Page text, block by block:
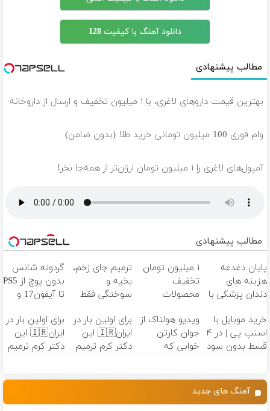
دانلود آهنگ با کیفیت 128
مطالب پیشنهادی
بهترین قیمت داروهای لاغری، با ۱ میلیون تخفیف و ارسال از داروخانه‌
وام فوری 100 میلیون تومانی خرید طلا (بدون ضامن)
آمپول‌های لاغری را ۱ میلیون تومان ارزان‌تر از همه‌جا بخر!
مطالب پیشنهادی
پایان دغدغه
هزینه های
دندان پزشکی با
کننده خانگی
۱ میلیون تومان
تخفیف
محصولات
نزدیک‌تر به
شروع کاهش
وزن
ترمیم جای زخم،
بخیه و
سوختگی فقط
گردونه شانس
بدون پوچ از PS5
تا آیفون17 و
خرید موبایل با
اسنپ پی | در ۴
قسط بدون سود
ویدیو هولناک از
جوان کارتن
خوابی که
برای اولین بار در
ایران🇮🇷 این
دکتر کرم ترمیم
برای اولین بار در
ایران🇮🇷 این
دکتر کرم ترمیم
آهنگ های جدید